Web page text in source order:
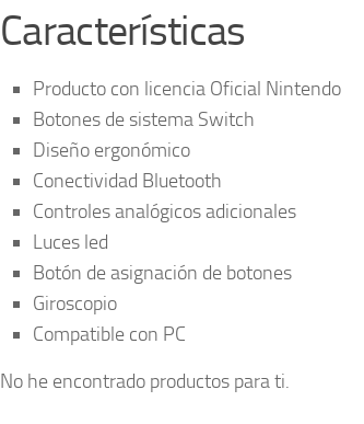
Características
Producto con licencia Oficial Nintendo
Botones de sistema Switch
Diseño ergonómico
Conectividad Bluetooth
Controles analógicos adicionales
Luces led
Botón de asignación de botones
Giroscopio
Compatible con PC
No he encontrado productos para ti.